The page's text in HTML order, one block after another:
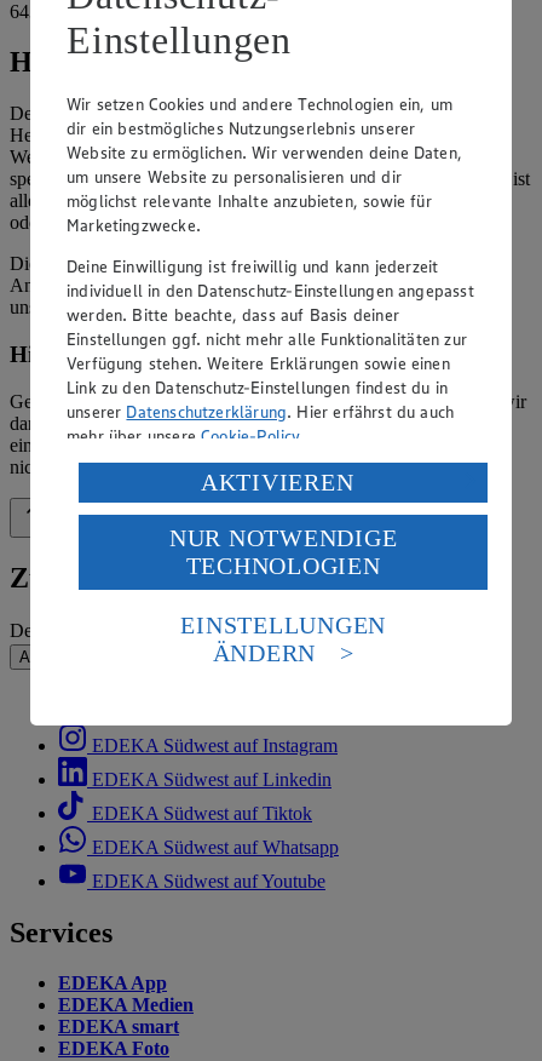
64331 Weiterstadt
Hinweise
Der Inhalt dieser Website ist urheberrechtlich geschützt. Der
Herausgeber gewährt Ihnen jedoch das Recht, den auf dieser
Website bereitgestellten Text ganz oder ausschnittsweise zu
speichern und zu vervielfältigen. Aus Gründen des Urheberrechts ist
allerdings die Speicherung und Vervielfältigung von Bildmaterial
oder Grafiken aus dieser Website nicht gestattet.
Die verantwortliche Stelle ist nicht für die Inhalte der versendeten
Angebotsinformationen verantwortlich. Firma und Anschriften
unserer Märkte finden Sie in der
Marktsuche
Hinweis zum Verbraucherstreitbeilegungsgesetz
Gemäß § 36 Verbraucherstreitbeilegungsgesetz (VSBG) weisen wir
darauf hin, dass wir nicht an einem Streitbeilegungsverfahren vor
einer Verbraucherschlichtungsstelle teilnehmen und hierzu auch
nicht verpflichtet sind.
Zum Newsletter anmelden
Deine E-Mail-Adresse (Pflichtfeld)
Absenden
EDEKA Südwest auf Instagram
EDEKA Südwest auf Linkedin
EDEKA Südwest auf Tiktok
EDEKA Südwest auf Whatsapp
EDEKA Südwest auf Youtube
Services
EDEKA App
EDEKA Medien
EDEKA smart
EDEKA Foto
Einstellungen
Wir setzen Cookies und andere Technologien ein, um
dir ein bestmögliches Nutzungserlebnis unserer
Website zu ermöglichen. Wir verwenden deine Daten,
um unsere Website zu personalisieren und dir
möglichst relevante Inhalte anzubieten, sowie für
Marketingzwecke.
Deine Einwilligung ist freiwillig und kann jederzeit
individuell in den Datenschutz-Einstellungen angepasst
werden. Bitte beachte, dass auf Basis deiner
Einstellungen ggf. nicht mehr alle Funktionalitäten zur
Verfügung stehen. Weitere Erklärungen sowie einen
Link zu den Datenschutz-Einstellungen findest du in
unserer Datenschutzerklärung. Hier erfährst du auch
mehr über unsereCookie-Policy.
Verarbeitung deiner personenbezogenen Daten in den
USA durch Facebook und YouTube:
Wenn du auf „Aktivieren“ klickst, willigst du im Sinne
des Art. 49 Abs. 1 Satz 1 lit. a) DSGVO ein, dass deine
Daten in den USA verarbeitet werden. Der EuGH sieht
die USA als Land mit einem nach europäischen
Standards nicht angemessenen Datenschutzniveau an.
Es besteht das Risiko eines Zugriffs durch US-
Informationen zum Herausgeber der Seite findest du
imImpressum
AKTIVIEREN
NUR NOTWENDIGE
TECHNOLOGIEN
EINSTELLUNGEN
ÄNDERN